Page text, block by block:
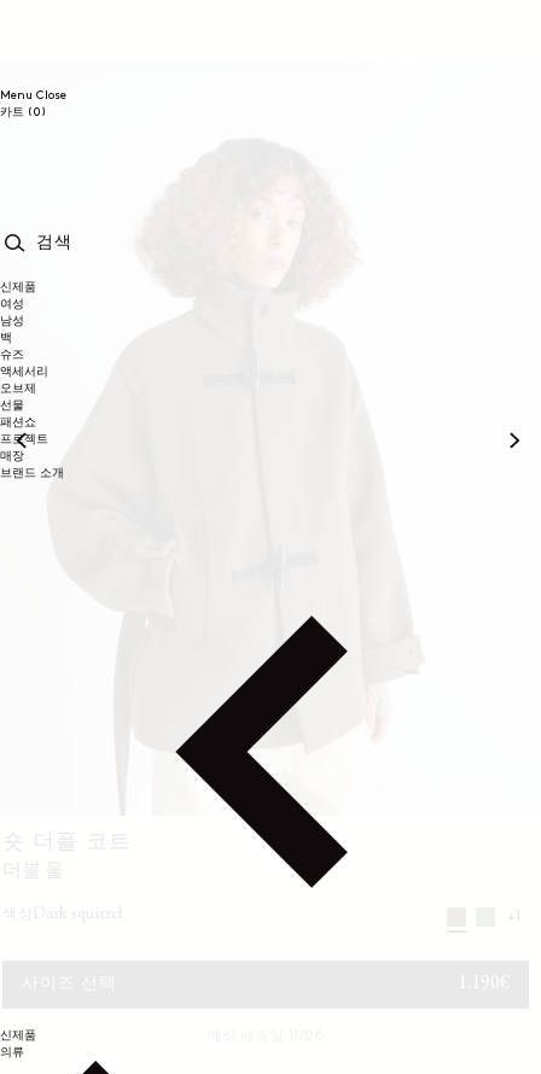
Menu Close
카트 (0)
신제품
여성
남성
백
슈즈
액세서리
오브제
선물
패션쇼
프로젝트
매장
브랜드 소개
신제품
의류
숏 더플 코트
더블 울
dark squirrel +1